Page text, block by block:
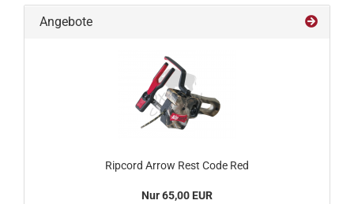
Angebote
Ripcord Arrow Rest Code Red
Nur 65,00 EUR